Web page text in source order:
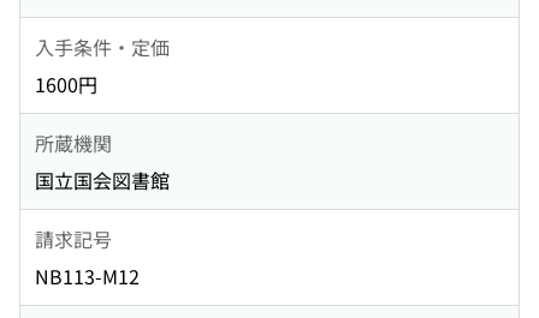
入手条件・定価
1600円
所蔵機関
国立国会図書館
請求記号
NB113-M12